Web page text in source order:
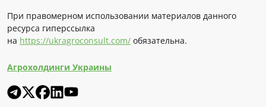
При правомерном использовании материалов данного
ресурса гиперссылка
на https://ukragroconsult.com/ обязательна.
Агрохолдинги Украины